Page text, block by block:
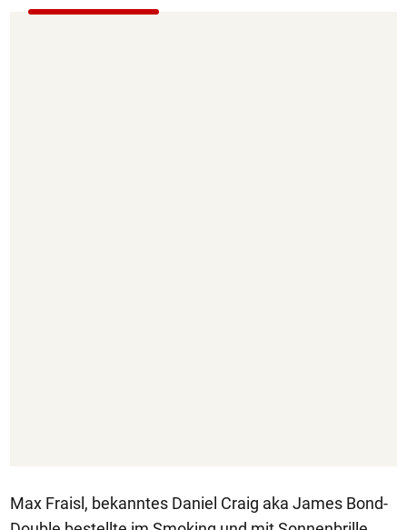
Max Fraisl, bekanntes Daniel Craig aka James Bond-